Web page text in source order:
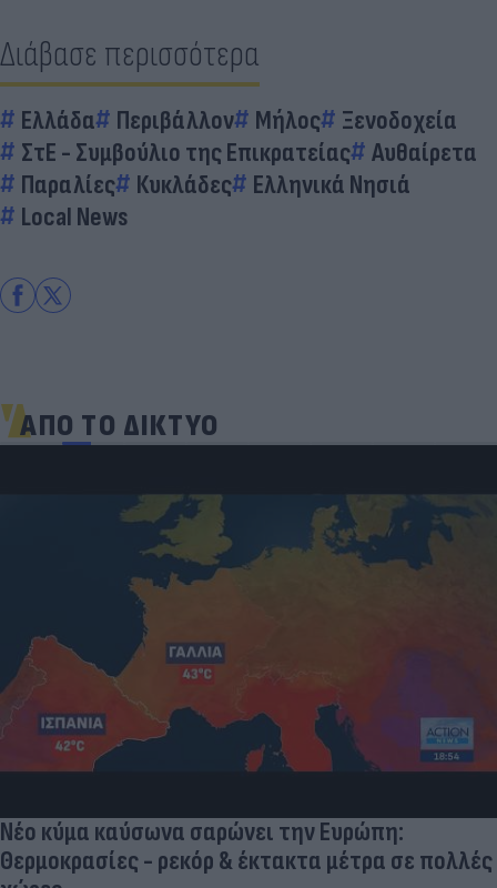
Διάβασε περισσότερα
Ελλάδα Περιβάλλον Μήλος
Ξενοδοχεία
ΣτΕ - Συμβούλιο της Επικρατείας
Αυθαίρετα
Παραλίες
Κυκλάδες
Ελληνικά Νησιά
Local News
ΑΠΟ ΤΟ ΔΙΚΤΥΟ
Νέο κύμα καύσωνα σαρώνει την Ευρώπη:
Θερμοκρασίες - ρεκόρ & έκτακτα μέτρα σε πολλές